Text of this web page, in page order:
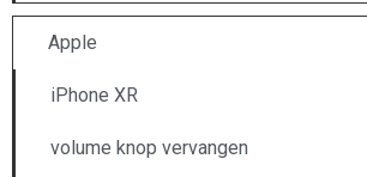
Apple
iPhone XR
volume knop vervangen